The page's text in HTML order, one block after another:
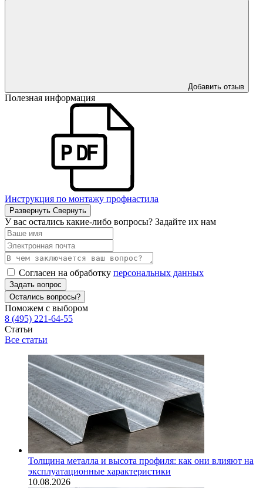
Добавить отзыв
Полезная информация
Инструкция по монтажу профнастила
Развернуть Свернуть
У вас остались какие-либо вопросы? Задайте их нам
Согласен на обработку персональных данных
Задать вопрос
Остались вопросы?
Поможем с выбором
8 (495) 221-64-55
Статьи
Все статьи
Толщина металла и высота профиля: как они влияют на
эксплуатационные характеристики
10.08.2026